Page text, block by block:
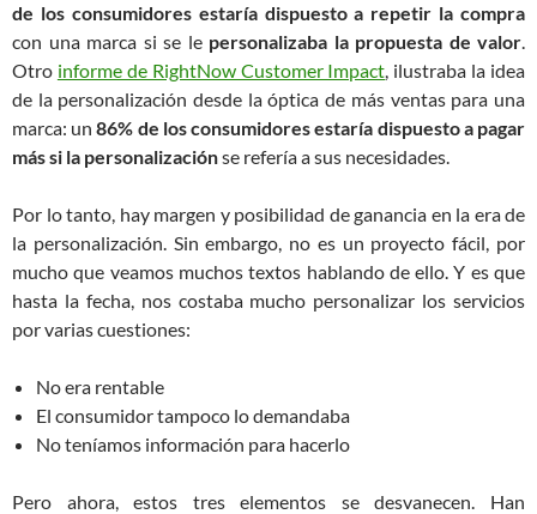
de los consumidores estaría dispuesto a repetir la compra
con una marca si se le personalizaba la propuesta de valor.
Otro informe de RightNow Customer Impact, ilustraba la idea
de la personalización desde la óptica de más ventas para una
marca: un86% de los consumidores estaría dispuesto a pagar
más si la personalizaciónse refería a sus necesidades.
Por lo tanto, hay margen y posibilidad de ganancia en la era de
la personalización. Sin embargo, no es un proyecto fácil, por
mucho que veamos muchos textos hablando de ello. Y es que
hasta la fecha, nos costaba mucho personalizar los servicios
por varias cuestiones:
No era rentable
El consumidor tampoco lo demandaba
No teníamos información para hacerlo
Pero ahora, estos tres elementos se desvanecen. Han